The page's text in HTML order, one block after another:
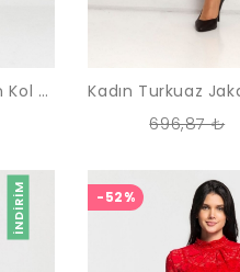
Kadın Sıklamen Dantelli Uzun Kol Elbise
696,87 ₺
İNDIRIM -52%